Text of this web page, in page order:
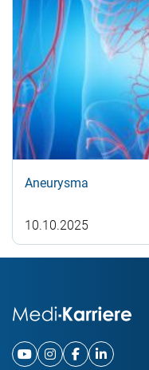
Aneurysma
10.10.2025